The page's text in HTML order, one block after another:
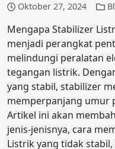
Oktober 27, 2024
Mengapa Stabilizer
menjadi perangkat
melindungi peralatan
tegangan listrik.
yang stabil, stabilizer
memperpanjang umur
Artikel ini akan
jenis-jenisnya, cara
Listrik yang tidak